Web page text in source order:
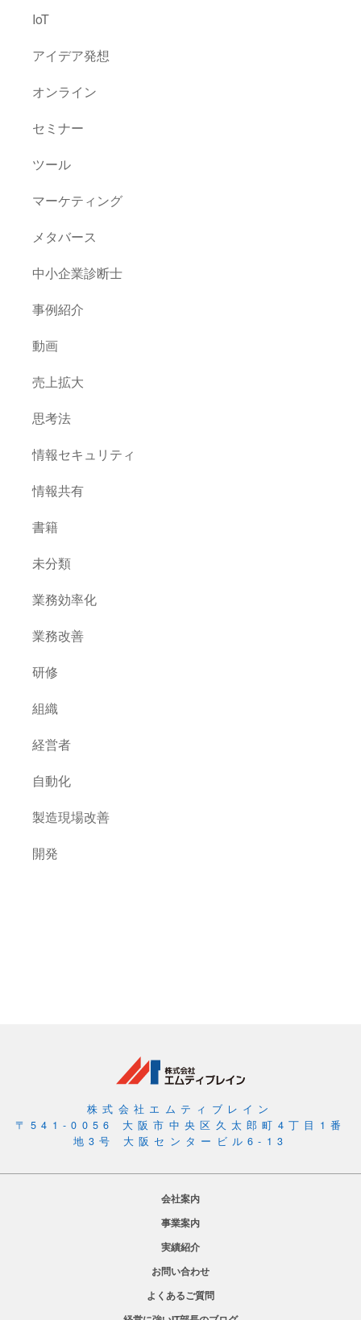
IoT
アイデア発想
オンライン
セミナー
ツール
マーケティング
メタバース
中小企業診断士
事例紹介
動画
売上拡大
思考法
情報セキュリティ
情報共有
書籍
未分類
業務効率化
業務改善
研修
組織
経営者
自動化
製造現場改善
開発
株式会社エムティブレイン
〒541-0056 大阪市中央区久太郎町4丁目1番
地3号 大阪センタービル6-13
会社案内
事業案内
実績紹介
お問い合わせ
よくあるご質問